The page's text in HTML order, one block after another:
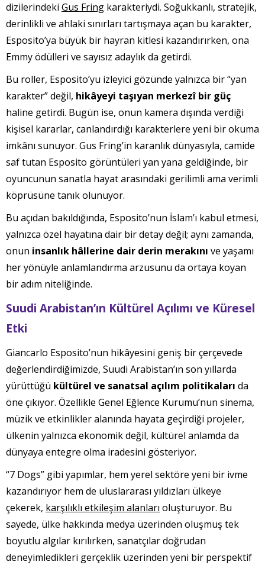
dizilerindeki Gus Fring karakteriydi. Soğukkanlı, stratejik,
derinlikli ve ahlaki sınırları tartışmaya açan bu karakter,
Esposito’ya büyük bir hayran kitlesi kazandırırken, ona
Emmy ödülleri ve sayısız adaylık da getirdi.
Bu roller, Esposito’yu izleyici gözünde yalnızca bir “yan
karakter” değil, hikâyeyi taşıyan merkezî bir güç
haline getirdi. Bugün ise, onun kamera dışında verdiği
kişisel kararlar, canlandırdığı karakterlere yeni bir okuma
imkânı sunuyor. Gus Fring’in karanlık dünyasıyla, camide
saf tutan Esposito görüntüleri yan yana geldiğinde, bir
oyuncunun sanatla hayat arasındaki gerilimli ama verimli
köprüsüne tanık olunuyor.
Bu açıdan bakıldığında, Esposito’nun İslam’ı kabul etmesi,
yalnızca özel hayatına dair bir detay değil; aynı zamanda,
onun insanlık hâllerine dair derin merakını ve yaşamı
her yönüyle anlamlandırma arzusunu da ortaya koyan
bir adım niteliğinde.
Suudi Arabistan’ın Kültürel Açılımı ve Küresel
Etki
Giancarlo Esposito’nun hikâyesini geniş bir çerçevede
değerlendirdiğimizde, Suudi Arabistan’ın son yıllarda
yürüttüğü kültürel ve sanatsal açılım politikaları da
öne çıkıyor. Özellikle Genel Eğlence Kurumu’nun sinema,
müzik ve etkinlikler alanında hayata geçirdiği projeler,
ülkenin yalnızca ekonomik değil, kültürel anlamda da
dünyaya entegre olma iradesini gösteriyor.
“7 Dogs” gibi yapımlar, hem yerel sektöre yeni bir ivme
kazandırıyor hem de uluslararası yıldızları ülkeye
çekerek, karşılıklı etkileşim alanları oluşturuyor. Bu
sayede, ülke hakkında medya üzerinden oluşmuş tek
boyutlu algılar kırılırken, sanatçılar doğrudan
deneyimledikleri gerçeklik üzerinden yeni bir perspektif